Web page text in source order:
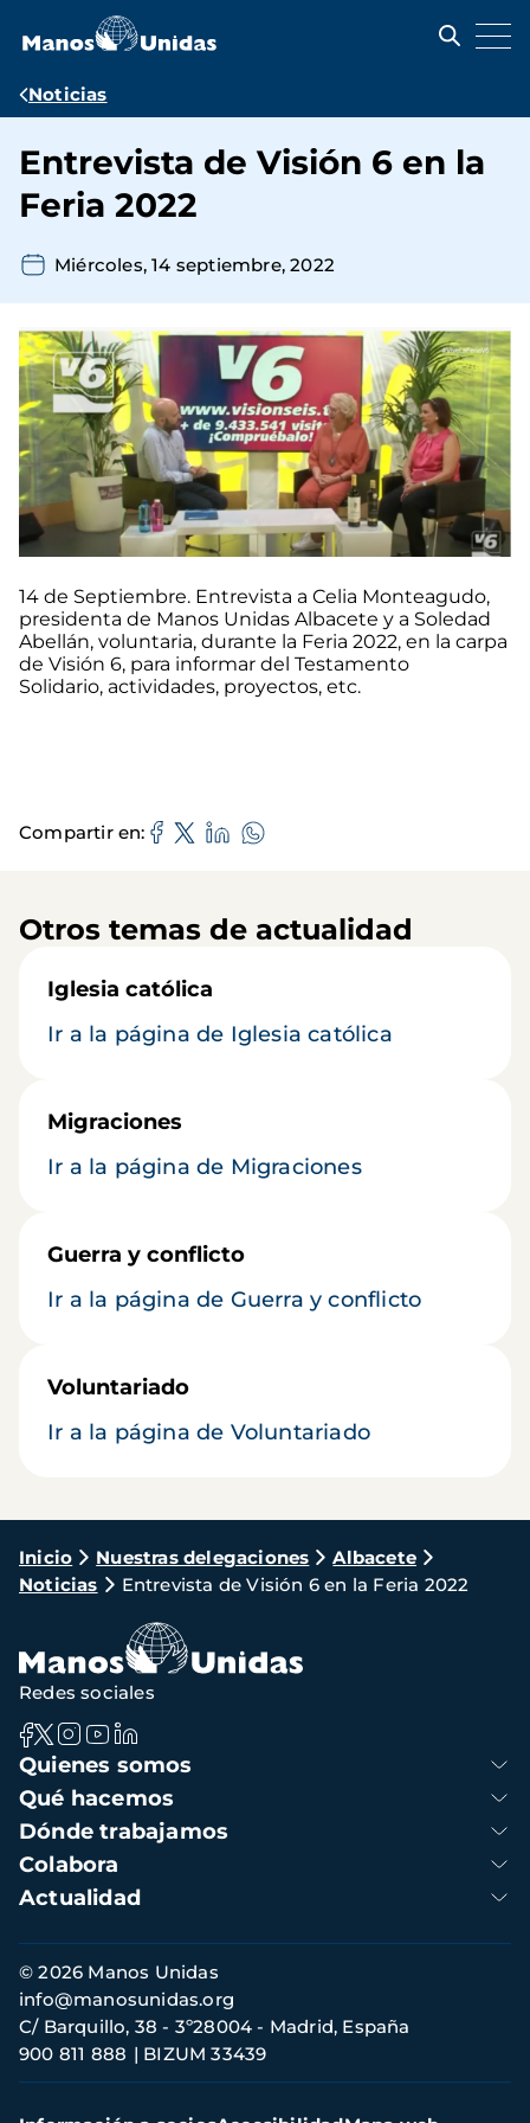
contenido
Ruta
navegación
Noticias
Entrevista de Visión 6 en la
Feria 2022
Miércoles, 14 septiembre, 2022
14 de Septiembre. Entrevista a Celia Monteagudo,
presidenta de Manos Unidas Albacete y a Soledad
Abellán, voluntaria, durante la Feria 2022, en la carpa
de Visión 6, para informar del Testamento
Solidario, actividades, proyectos, etc.
Compartir en
Otros temas de actualidad
Iglesia católica
Ir a la página de Iglesia católica
Migraciones
Ir a la página de Migraciones
Guerra y conflicto
Ir a la página de Guerra y conflicto
Voluntariado
Ir a la página de Voluntariado
Ruta
de
navegación
Inicio Nuestras delegaciones
Albacete
Noticias
Entrevista de Visión 6 en la Feria 2022
Navegación
principal
Quienes somos
Qué hacemos
Dónde trabajamos
Colabora
Actualidad
Redes sociales
Información
de
contacto
© 2026 Manos Unidas
C/ Barquillo, 38 - 3º28004 - Madrid, España
900 811 888
BIZUM 33439
info@manosunidas.org